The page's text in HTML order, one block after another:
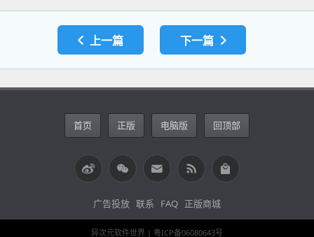
上一篇 下一篇
首页 正版 电脑版 回顶部
广告投放 联系 FAQ 正版商城
异次元软件世界 | 粤ICP备06080643号